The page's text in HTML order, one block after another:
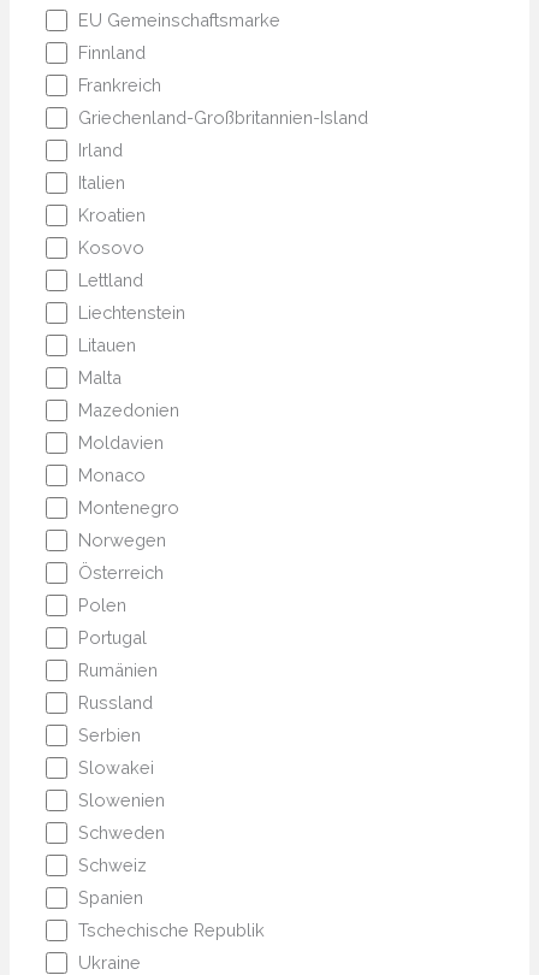
EU Gemeinschaftsmarke
Finnland
Frankreich
Griechenland-Großbritannien-Island
Irland
Italien
Kroatien
Kosovo
Lettland
Liechtenstein
Litauen
Malta
Mazedonien
Moldavien
Monaco
Montenegro
Norwegen
Österreich
Polen
Portugal
Rumänien
Russland
Serbien
Slowakei
Slowenien
Schweden
Schweiz
Spanien
Tschechische Republik
Ukraine